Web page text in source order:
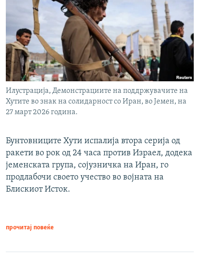
Илустрација, Демонстрациите на поддржувачите на
Хутите во знак на солидарност со Иран, во Јемен, на
27 март 2026 година.
Бунтовниците Хути испалија втора серија од
ракети во рок од 24 часа против Израел, додека
јеменската група, сојузничка на Иран, го
продлабочи своето учество во војната на
Блискиот Исток.
прочитај повеќе